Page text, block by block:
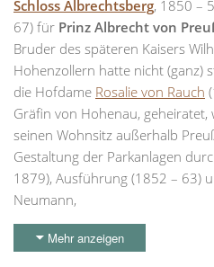
Schloss Albrechtsberg, 1850 –
67) für Prinz Albrecht von
Bruder des späteren Kaisers
Hohenzollern hatte nicht (ganz)
die Hofdame Rosalie von Rauch
Gräfin von Hohenau,
seinen Wohnsitz außerhalb
Gestaltung der Parkanlagen
1879), Ausführung (1852 – 63)
Neumann,
Mehr anzeigen